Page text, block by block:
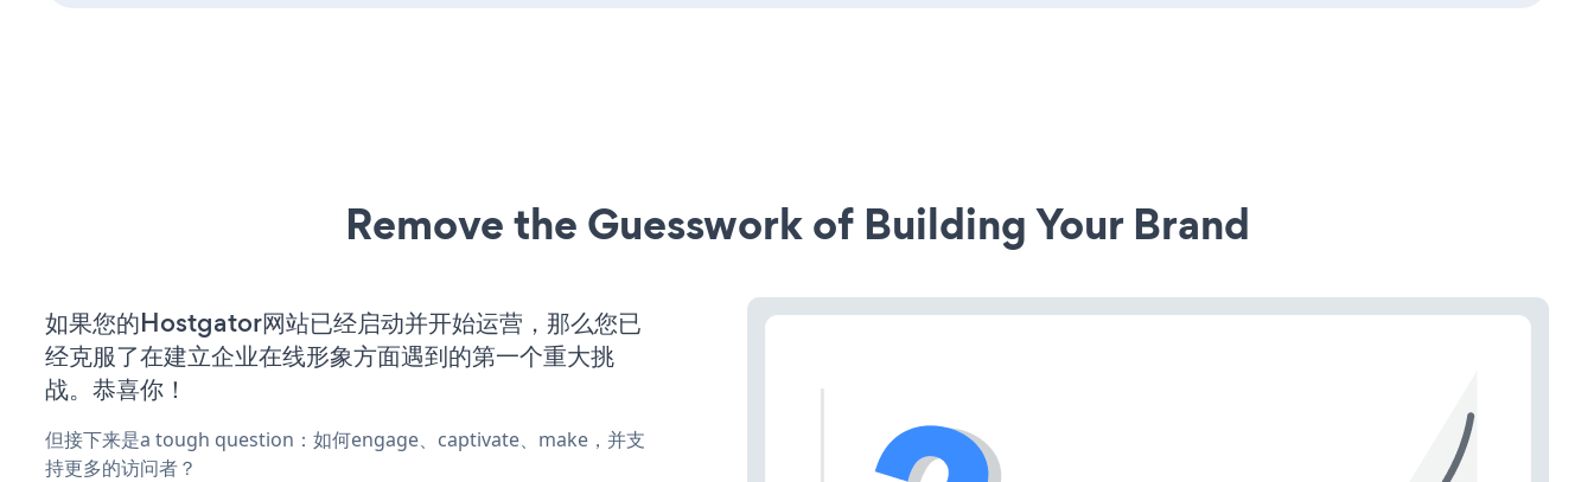
Remove the Guesswork of Building Your Brand
如果您的Hostgator网站已经启动并开始运营，那么您已
经克服了在建立企业在线形象方面遇到的第一个重大挑
战。恭喜你！
但接下来是a tough question：如何engage、captivate、make，并支
持更多的访问者？